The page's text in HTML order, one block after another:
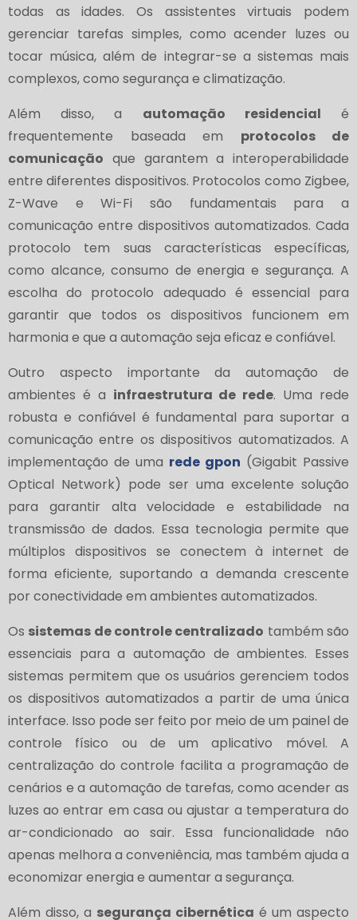
todas as idades. Os assistentes virtuais podem
gerenciar tarefas simples, como acender luzes ou
tocar música, além de integrar-se a sistemas mais
complexos, como segurança e climatização.
Além disso, a automação residencial é
frequentemente baseada em protocolos de
comunicação que garantem a interoperabilidade
entre diferentes dispositivos. Protocolos como Zigbee,
Z-Wave e Wi-Fi são fundamentais para a
comunicação entre dispositivos automatizados. Cada
protocolo tem suas características específicas,
como alcance, consumo de energia e segurança. A
escolha do protocolo adequado é essencial para
garantir que todos os dispositivos funcionem em
harmonia e que a automação seja eficaz e confiável.
Outro aspecto importante da automação de
ambientes é a infraestrutura de rede. Uma rede
robusta e confiável é fundamental para suportar a
comunicação entre os dispositivos automatizados. A
implementação de uma rede gpon (Gigabit Passive
Optical Network) pode ser uma excelente solução
para garantir alta velocidade e estabilidade na
transmissão de dados. Essa tecnologia permite que
múltiplos dispositivos se conectem à internet de
forma eficiente, suportando a demanda crescente
por conectividade em ambientes automatizados.
Os sistemas de controle centralizado também são
essenciais para a automação de ambientes. Esses
sistemas permitem que os usuários gerenciem todos
os dispositivos automatizados a partir de uma única
interface. Isso pode ser feito por meio de um painel de
controle físico ou de um aplicativo móvel. A
centralização do controle facilita a programação de
cenários e a automação de tarefas, como acender as
luzes ao entrar em casa ou ajustar a temperatura do
ar-condicionado ao sair. Essa funcionalidade não
apenas melhora a conveniência, mas também ajuda a
economizar energia e aumentar a segurança.
Além disso, a segurança cibernética é um aspecto